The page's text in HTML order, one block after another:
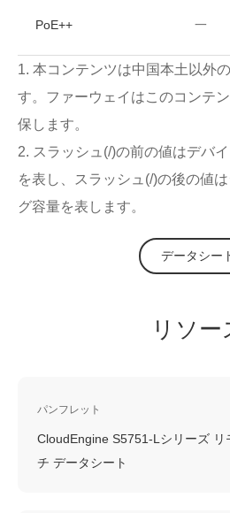
PoE++ 一
1. 本コンテンツは中国本土以外
す。ファーウェイはこのコンテ
保します。
2. スラッシュ(/)の前の値はデバ
を表し、スラッシュ(/)の後の値
グ容量を表します。
データシー
リソー
パンフレット
CloudEngine S5751-Lシリーズ リ
チ データシート